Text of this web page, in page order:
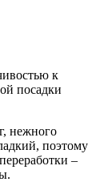
к
посадки
нежного
поэтому
–